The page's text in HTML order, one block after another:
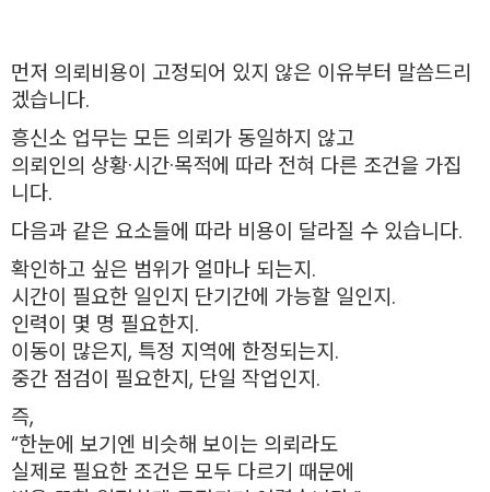
먼저 의뢰비용이 고정되어 있지 않은 이유부터 말씀드리
겠습니다.
흥신소 업무는 모든 의뢰가 동일하지 않고
의뢰인의 상황·시간·목적에 따라 전혀 다른 조건을 가집
니다.
다음과 같은 요소들에 따라 비용이 달라질 수 있습니다.
확인하고 싶은 범위가 얼마나 되는지.
시간이 필요한 일인지 단기간에 가능할 일인지.
인력이 몇 명 필요한지.
이동이 많은지, 특정 지역에 한정되는지.
중간 점검이 필요한지, 단일 작업인지.
즉,
“한눈에 보기엔 비슷해 보이는 의뢰라도
실제로 필요한 조건은 모두 다르기 때문에